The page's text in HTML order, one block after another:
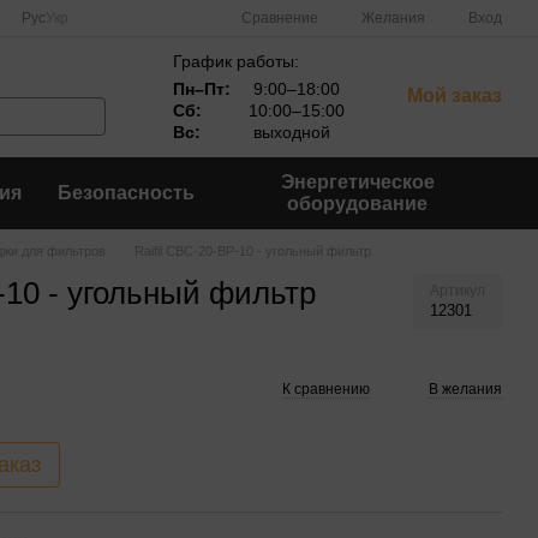
Рус Сравнение Желания Вход
График работы:
Пн–Пт:
9:00–18:00
Сб:
10:00–15:00
Вс:
выходной
Мой заказ
Безопасность
Энергетическое
оборудование
для фильтров Raifil CBC-20-BP-10 - угольный фильтр
- угольный фильтр 12301
К сравнению В желания